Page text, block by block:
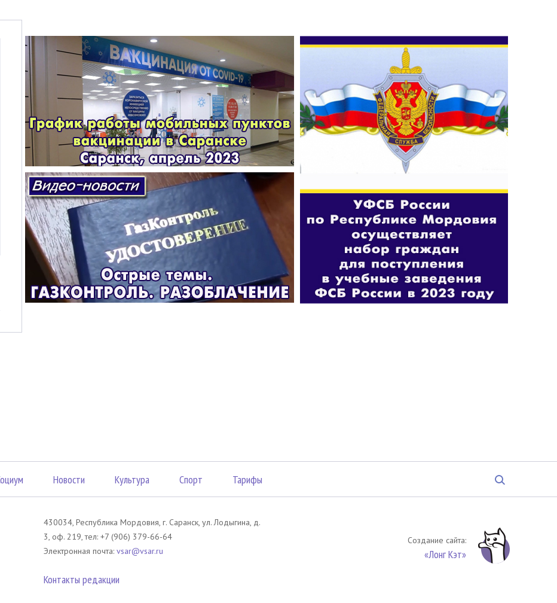
Новости Культура Спорт Тарифы
430034, Республика Мордовия, г. Саранск, ул. Лодыгина, д.
3, оф. 219, тел: +7 (906) 379-66-64
Электронная почта: vsar@vsar.ru
Контакты редакции
Создание сайта:
«Лонг Кэт»